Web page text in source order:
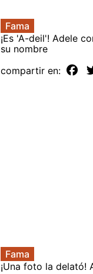
Fama
¡Es 'A-deil'! Adele
su nombre
compartir en:
Fama
¡Una foto la delató!